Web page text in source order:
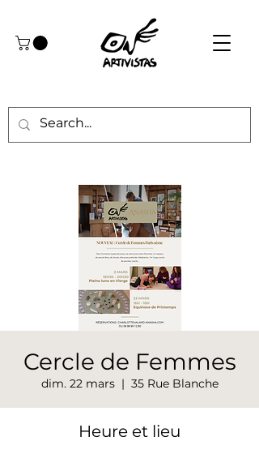
Cercle de Femmes
dim. 22 mars
  |
35 Rue Blanche
Heure et lieu